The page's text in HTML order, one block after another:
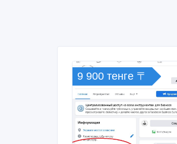
9 900 тенге 〒